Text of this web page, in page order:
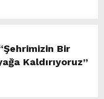
Bir
Kaldırıyoruz”